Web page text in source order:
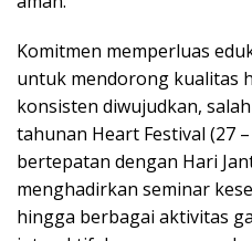
Komitmen memperluas
untuk mendorong kualitas
konsisten diwujudkan,
tahunan Heart Festival (27
bertepatan dengan Hari
menghadirkan seminar
hingga berbagai aktivitas